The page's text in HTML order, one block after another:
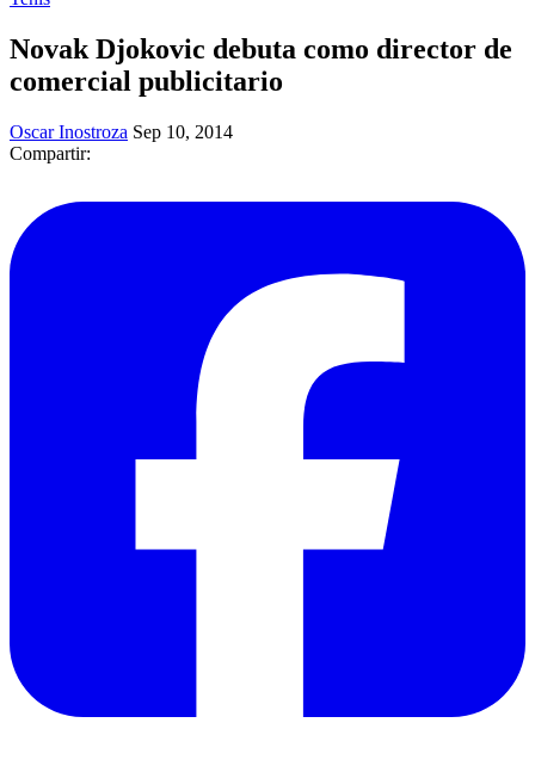
Novak Djokovic debuta como director de
comercial publicitario
Oscar Inostroza Sep 10, 2014
Compartir: